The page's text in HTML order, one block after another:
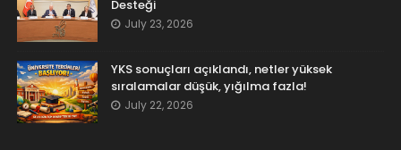
Desteği
July 23, 2026
YKS sonuçları açıklandı, netler yüksek
sıralamalar düşük, yığılma fazla!
July 22, 2026